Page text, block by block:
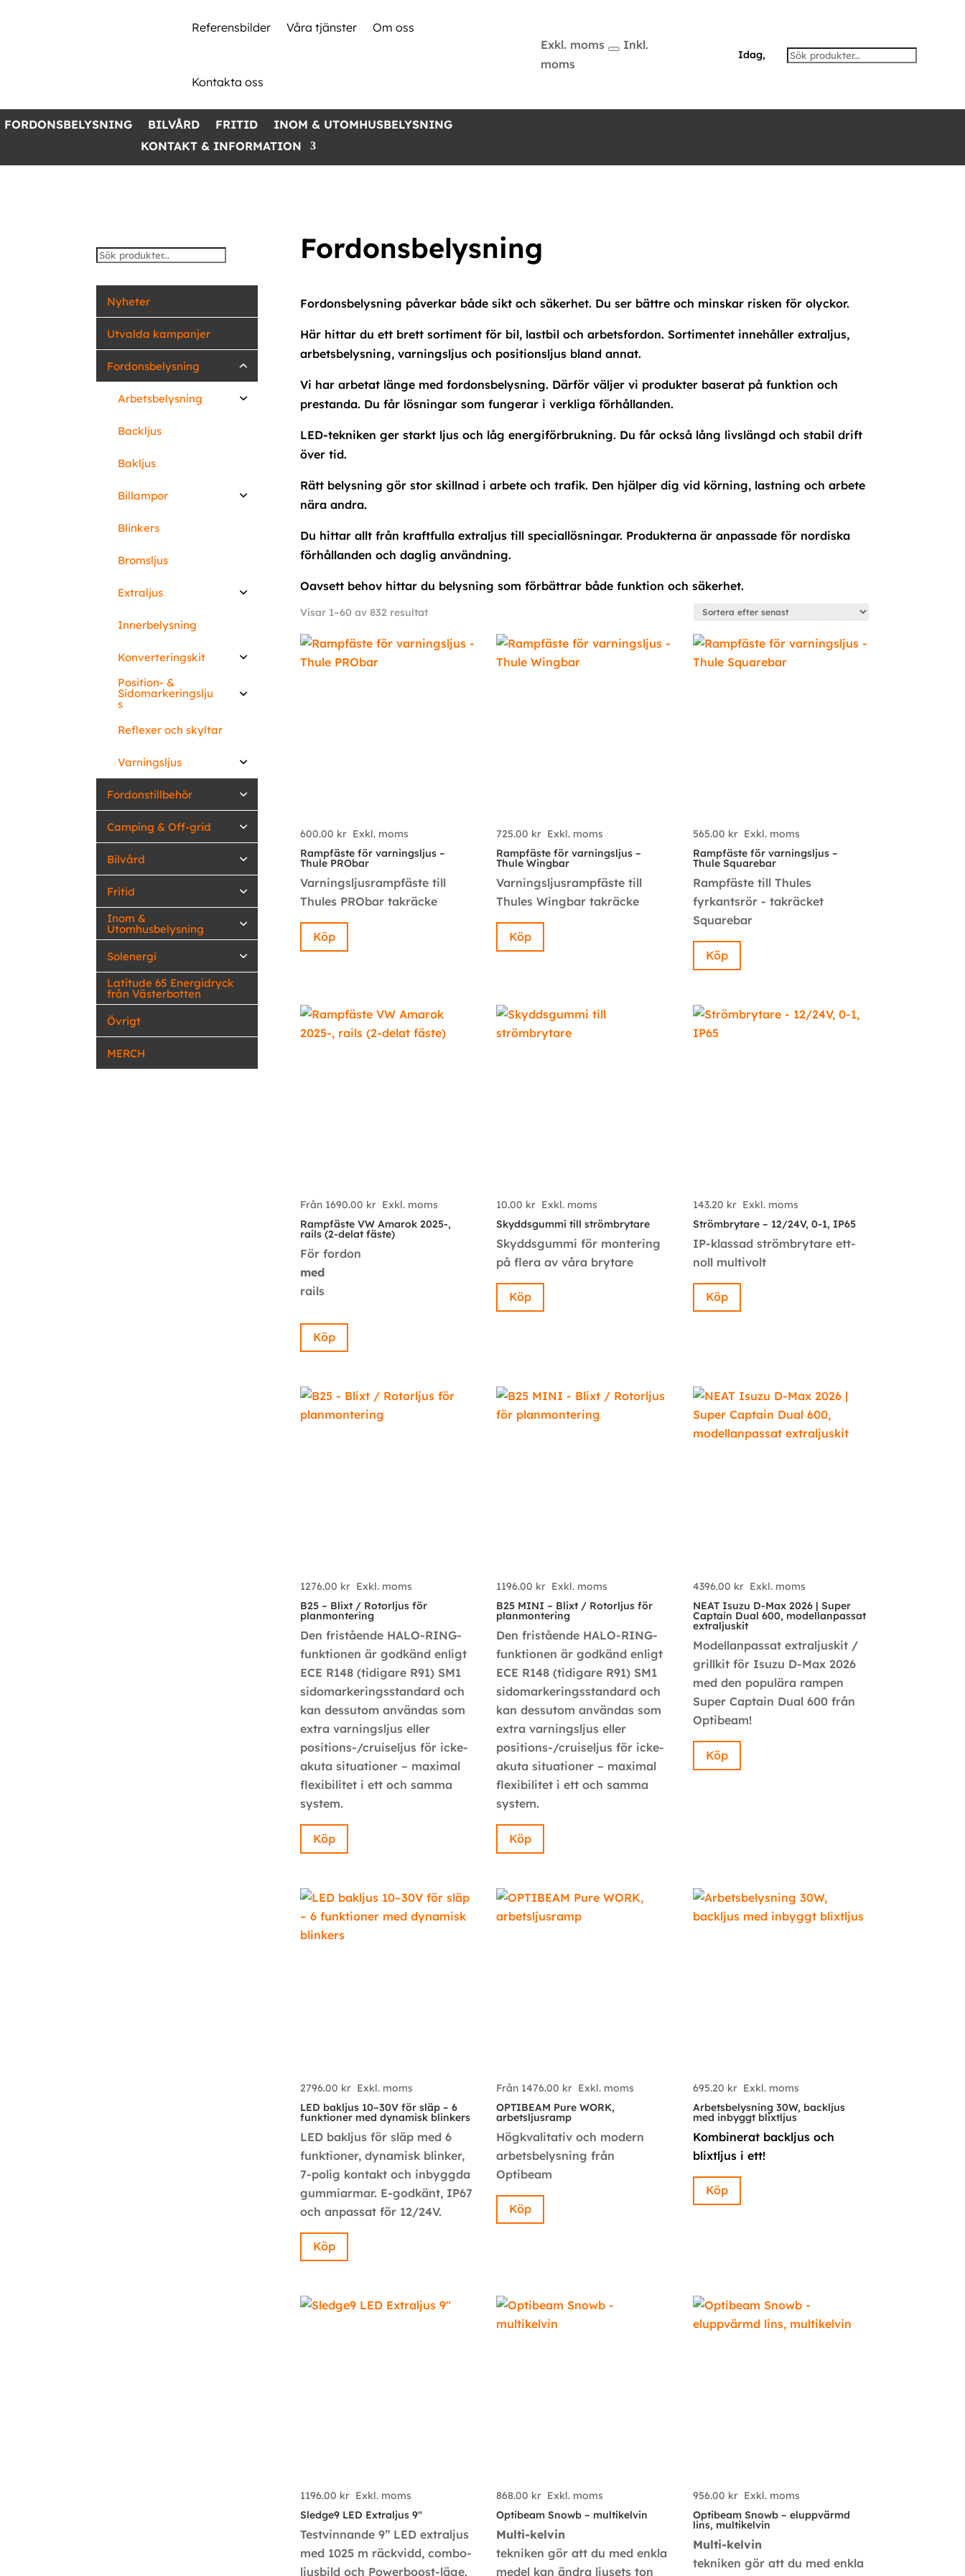
Referensbilder Våra tjänster Om oss
Kontakta oss
Exkl. moms
Inkl.
moms
Idag,
FORDONSBELYSNING BILVÅRD FRITID
INOM & UTOMHUSBELYSNING
KONTAKT & INFORMATION
Nyheter
Utvalda kampanjer
Fordonsbelysning
Arbetsbelysning
Backljus
Bakljus
Billampor
Blinkers
Bromsljus
Extraljus
Innerbelysning
Konverteringskit
Position- &
Sidomarkeringslju
s
Reflexer och skyltar
Varningsljus
Fordonstillbehör
Camping & Off-grid
Bilvård
Fritid
Inom &
Utomhusbelysning
Solenergi
Latitude 65 Energidryck
från Västerbotten
Övrigt
MERCH
Fordonsbelysning
Fordonsbelysning påverkar både sikt och säkerhet. Du ser bättre och minskar risken för olyckor.
Här hittar du ett brett sortiment för bil, lastbil och arbetsfordon. Sortimentet innehåller extraljus,
arbetsbelysning, varningsljus och positionsljus bland annat.
Vi har arbetat länge med fordonsbelysning. Därför väljer vi produkter baserat på funktion och
prestanda. Du får lösningar som fungerar i verkliga förhållanden.
LED-tekniken ger starkt ljus och låg energiförbrukning. Du får också lång livslängd och stabil drift
över tid.
Rätt belysning gör stor skillnad i arbete och trafik. Den hjälper dig vid körning, lastning och arbete
nära andra.
Du hittar allt från kraftfulla extraljus till speciallösningar. Produkterna är anpassade för nordiska
förhållanden och daglig användning.
Oavsett behov hittar du belysning som förbättrar både funktion och säkerhet.
Visar 1–60 av 832 resultatSortera
senaste
600.00 kr Exkl. moms
Rampfäste för varningsljus –
Thule PRObar
Varningsljusrampfäste till
Thules PRObar takräcke
Köp
725.00 kr Exkl. moms
Rampfäste för varningsljus –
Thule Wingbar
Varningsljusrampfäste till
Thules Wingbar takräcke
Köp
565.00 kr Exkl. moms
Rampfäste för varningsljus –
Thule Squarebar
Rampfäste till Thules
fyrkantsrör - takräcket
Squarebar
Köp
Från 1690.00 kr Exkl. moms
Rampfäste VW Amarok 2025-,
rails (2-delat fäste)
För fordon
med
rails
Köp
10.00 kr Exkl. moms
Skyddsgummi till strömbrytare
Skyddsgummi för montering
på flera av våra brytare
Köp
143.20 kr Exkl. moms
Strömbrytare – 12/24V, 0-1, IP65
IP-klassad strömbrytare ett-
noll multivolt
Köp
1276.00 kr Exkl. moms
B25 – Blixt / Rotorljus för
planmontering
Den fristående HALO-RING-
funktionen är godkänd enligt
ECE R148 (tidigare R91) SM1
sidomarkeringsstandard och
kan dessutom användas som
extra varningsljus eller
positions-/cruiseljus för icke-
akuta situationer – maximal
flexibilitet i ett och samma
system.
Köp
1196.00 kr Exkl. moms
B25 MINI – Blixt / Rotorljus för
planmontering
Den fristående HALO-RING-
funktionen är godkänd enligt
ECE R148 (tidigare R91) SM1
sidomarkeringsstandard och
kan dessutom användas som
extra varningsljus eller
positions-/cruiseljus för icke-
akuta situationer – maximal
flexibilitet i ett och samma
system.
Köp
4396.00 kr Exkl. moms
NEAT Isuzu D-Max 2026 | Super
Captain Dual 600, modellanpassat
extraljuskit
Modellanpassat extraljuskit /
grillkit för Isuzu D-Max 2026
med den populära rampen
Super Captain Dual 600 från
Optibeam!
Köp
2796.00 kr Exkl. moms
LED bakljus 10–30V för släp – 6
funktioner med dynamisk blinkers
LED bakljus för släp med 6
funktioner, dynamisk blinker,
7-polig kontakt och inbyggda
gummiarmar. E-godkänt, IP67
och anpassat för 12/24V.
Köp
Från 1476.00 kr Exkl. moms
OPTIBEAM Pure WORK,
arbetsljusramp
Högkvalitativ och modern
arbetsbelysning från
Optibeam
Köp
695.20 kr Exkl. moms
Arbetsbelysning 30W, backljus
med inbyggt blixtljus
Kombinerat backljus och
blixtljus i ett!
Köp
1196.00 kr Exkl. moms
Sledge9 LED Extraljus 9″
Testvinnande 9” LED extraljus
med 1025 m räckvidd, combo-
ljusbild och Powerboost-läge.
868.00 kr Exkl. moms
Optibeam Snowb – multikelvin
Multi-kelvin
tekniken gör att du med enkla
medel kan ändra ljusets ton
956.00 kr Exkl. moms
Optibeam Snowb – eluppvärmd
lins, multikelvin
Multi-kelvin
tekniken gör att du med enkla